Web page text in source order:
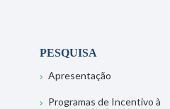
PESQUISA
Apresentação
Programas de Incentivo à